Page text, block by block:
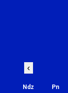
‹
Ndz Pn